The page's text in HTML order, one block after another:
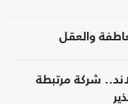
والعقل
شركة مرتبطة